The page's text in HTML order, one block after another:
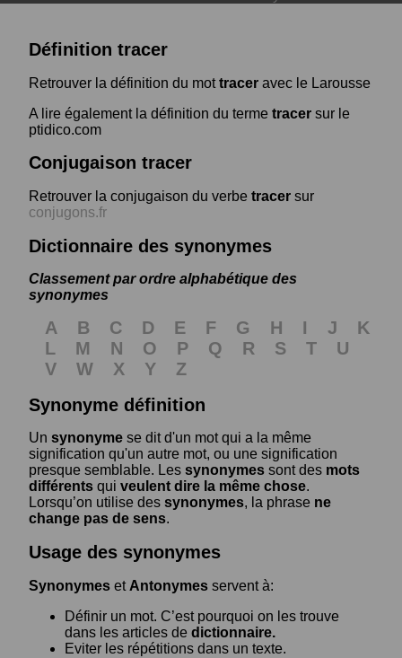
Définition tracer
Retrouver la définition du mottracer avec le Larousse
A lire également la définition du terme tracer sur le
ptidico.com
Conjugaison tracer
Retrouver la conjugaison du verbe tracer sur
conjugons.fr
Dictionnaire des synonymes
Classement par ordre alphabétique des
synonymes
A B C D E F G H I J
K
L
M N O P Q R S T
U
V
W X Y
Z
Synonyme définition
Un synonyme se dit d'un mot qui a la même
signification qu'un autre mot, ou une signification
presque semblable. Les synonymes sont des mots
différents qui veulent dire la même chose.
Lorsqu’on utilise des synonymes, la phrase ne
change pas de sens.
Usage des synonymes
Synonymes et Antonymes servent à:
Définir un mot. C’est pourquoi on les trouve
dans les articles de dictionnaire.
Eviter les répétitions dans un texte.